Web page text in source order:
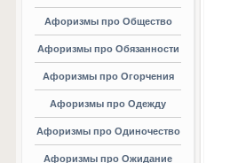
Афоризмы про Общество
Афоризмы про Обязанности
Афоризмы про Огорчения
Афоризмы про Одежду
Афоризмы про Одиночество
Афоризмы про Ожидание